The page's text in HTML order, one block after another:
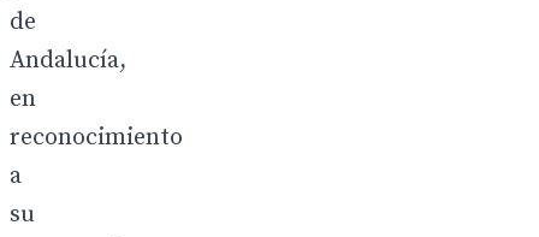
de
Andalucía,
en
reconocimiento
a
su